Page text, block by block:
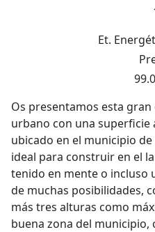
Et.
Os presentamos esta
urbano con una superficie
ubicado en el municipio de
ideal para construir en el
tenido en mente o incluso
de muchas posibilidades,
más tres alturas como
buena zona del